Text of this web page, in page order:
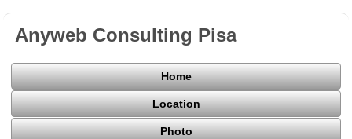
Anyweb Consulting Pisa
Home
Location
Photo